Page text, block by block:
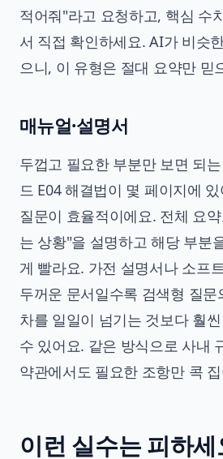
적어줘"라고 요청하고, 핵심 수
서 직접 확인하세요. AI가 비슷
으니, 이 유형은 절대 요약만 믿
매뉴얼·설명서
두껍고 필요한 부분만 보면 되
드 E04 해결법이 몇 페이지에
질문이 효율적이에요. 전체 요
는 상황"을 설명하고 해당 부분
게 빨라요. 가전 설명서나 소프
두꺼운 문서일수록 검색형 질
차를 일일이 넘기는 것보다 훨
수 있어요. 같은 방식으로 사내
약관에서도 필요한 조항만 콕
이런 실수는 피하세